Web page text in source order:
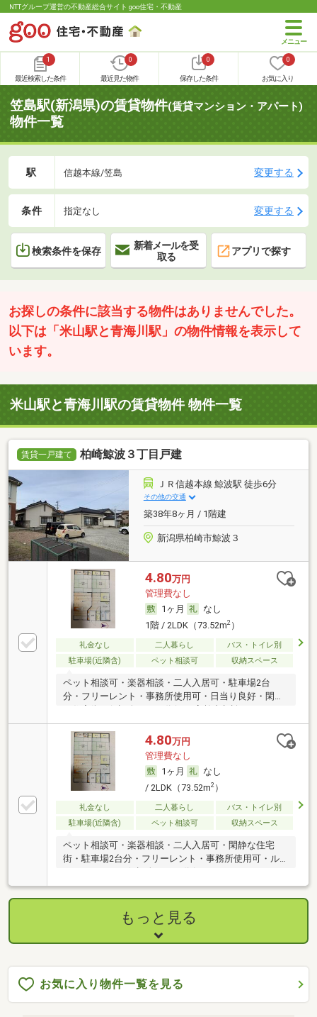
NTTグループ運営の不動産総合サイト goo住宅・不動産
1
最近検索した条件
0
最近見た物件
0
保存した条件
0
お気に入り
笠島駅(新潟県)の賃貸物件(賃貸マンション・アパート)
物件一覧
駅 信越本線/笠島 変更する
条件 指定なし 変更する
検索条件を保存
新着メールを受
取る
アプリで探す
お探しの条件に該当する物件はありませんでした。
以下は「米山駅と青海川駅」の物件情報を表示して
います。
米山駅と青海川駅の賃貸物件 物件一覧
賃貸一戸建て 柏崎鯨波３丁目戸建
ＪＲ信越本線 鯨波駅 徒歩6分
その他の交通
築38年8ヶ月 / 1階建
新潟県柏崎市鯨波３
4.80万円
管理費なし
1ヶ月
なし
1階 / 2LDK（73.52m2）
礼金なし 二人暮らし
バス・トイレ別
駐車場(近隣含)
ペット相談可 収納スペース
ペット相談可・楽器相談・二人入居可・駐車場2台
分・フリーレント・事務所使用可・日当り良好・閑静
4.80万円
管理費なし
1ヶ月
なし
/ 2LDK（73.52m2）
礼金なし 二人暮らし
バス・トイレ別
駐車場(近隣含)
ペット相談可 収納スペース
ペット相談可・楽器相談・二人入居可・閑静な住宅
街・駐車場2台分・フリーレント・事務所使用可・ル
もっと見る
お気に入り物件一覧を見る